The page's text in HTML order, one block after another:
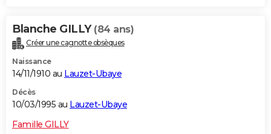
Blanche GILLY (84 ans)
Créer une cagnotte obsèques
Naissance
14/11/1910 au Lauzet-Ubaye
Décès
10/03/1995 au Lauzet-Ubaye
Famille GILLY